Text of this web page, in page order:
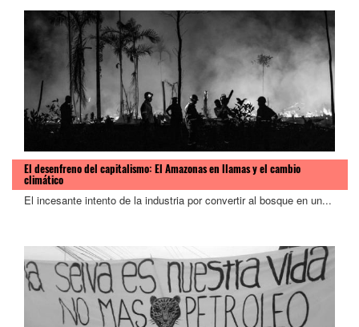
El desenfreno del capitalismo: El Amazonas en llamas y el cambio
climático
El incesante intento de la industria por convertir al bosque en un...